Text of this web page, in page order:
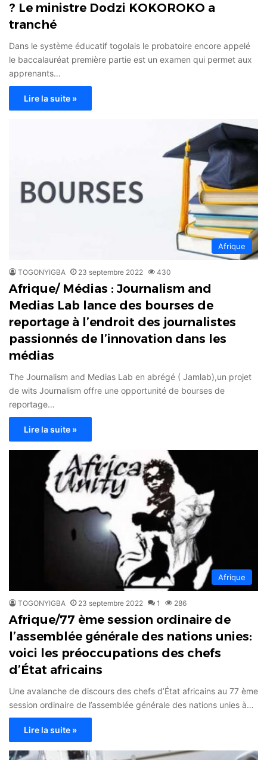
? Le ministre Dodzi KOKOROKO a
tranché
Dans le système éducatif togolais le probatoire encore appelé
le baccalauréat première partie est un examen qui permet aux
apprenants…
Lire la suite »
Afrique
TOGONYIGBA 23 septembre 2022 430
Afrique/ Médias : Journalism and
Medias Lab lance des bourses de
reportage à l’endroit des journalistes
passionnés de l’innovation dans les
médias
The Journalism and Medias Lab en abrégé ( Jamlab),un projet
de wits Journalism offre une opportunité de bourses de
reportage…
Lire la suite »
Afrique
TOGONYIGBA 23 septembre 2022 1 286
Afrique/77 ème session ordinaire de
l’assemblée générale des nations unies:
voici les préoccupations des chefs
d’État africains
Une avalanche de discours des chefs d’État africains au 77 ème
session ordinaire de l’assemblée générale des nations unies à…
Lire la suite »